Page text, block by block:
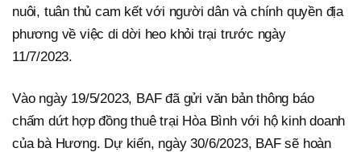
nuôi, tuân thủ cam kết với người dân và chính quyền địa
phương về việc di dời heo khỏi trại trước ngày
11/7/2023.
Vào ngày 19/5/2023, BAF đã gửi văn bản thông báo
chấm dứt hợp đồng thuê trại Hòa Bình với hộ kinh doanh
của bà Hương. Dự kiến, ngày 30/6/2023, BAF sẽ hoàn